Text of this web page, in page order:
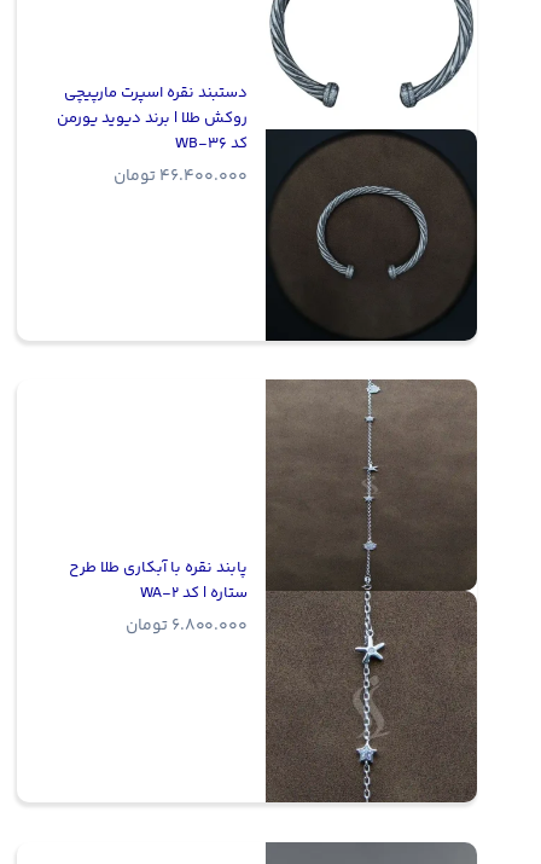
دستبند نقره اسپرت مارپیچی
روکش طلا | برند دیوید یورمن
کد WB-36
46.400.000 تومان
پابند نقره با آبکاری طلا طرح
ستاره | کد WA-2
6.800.000 تومان